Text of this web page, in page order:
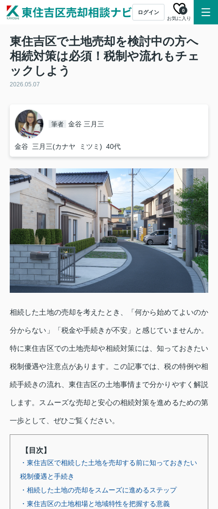
ログイン
お気に入り
0
東住吉区で土地売却を検討中の方へ
相続対策は必須！税制や流れもチェ
ックしよう
2026.05.07
筆者 金谷 三月三
金谷 三月三(カナヤ ミツミ) 40代
相続した土地の売却を考えたとき、「何から始めてよいのか
分からない」「税金や手続きが不安」と感じていませんか。
特に東住吉区での土地売却や相続対策には、知っておきたい
税制優遇や注意点があります。この記事では、税の特例や相
続手続きの流れ、東住吉区の土地事情まで分かりやすく解説
します。スムーズな売却と安心の相続対策を進めるための第
一歩として、ぜひご覧ください。
【目次】
・東住吉区で相続した土地を売却する前に知っておきたい
税制優遇と手続き
・相続した土地の売却をスムーズに進めるステップ
・東住吉区の土地相場と地域特性を把握する意義